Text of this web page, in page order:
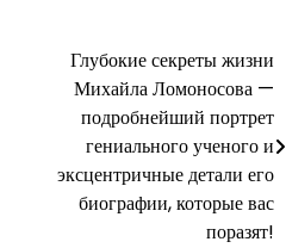
Глубокие секреты жизни
Михайла Ломоносова —
подробнейший портрет
гениального ученого и
эксцентричные детали его
биографии, которые вас
поразят!